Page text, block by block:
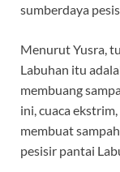
sumberdaya
Menurut Yusra,
Labuhan itu
membuang
ini, cuaca
membuat
pesisir pantai